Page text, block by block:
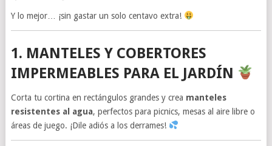
Y lo mejor… ¡sin gastar un solo centavo extra!
1. MANTELES Y COBERTORES
IMPERMEABLES PARA EL JARDÍN
Corta tu cortina en rectángulos grandes y crea manteles
resistentes al agua, perfectos para picnics, mesas al aire libre o
áreas de juego. ¡Dile adiós a los derrames!